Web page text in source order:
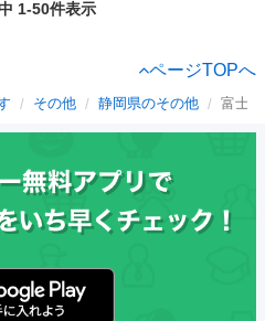
1-50件表示
ページTOPへ
その他 静岡県のその他 富士